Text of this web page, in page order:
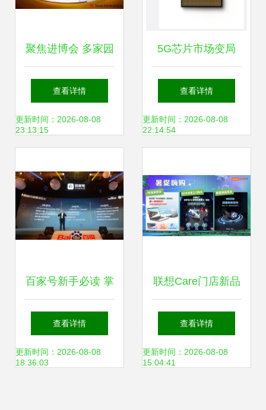
聚焦进博会 多家园
企携领先方案亮
相，天玩科技彰
音
查看详情
更新时间：2026-08-08
23:13:15
5G芯片市场变局
高通降价求存，联
发科与华为能否乘
查看详情
更新时间：2026-08-08
22:14:54
百家号新手必读 掌
握这些技巧，快速
通过注册审核
查看详情
更新时间：2026-08-08
18:36:03
联想Care门店新品
上市，贴心服务助
力消费者“玩机无
查看详情
更新时间：2026-08-08
15:04:41